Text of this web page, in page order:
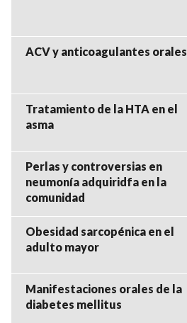
ACV y anticoagulantes orales
Tratamiento de la HTA en el
asma
Perlas y controversias en
neumonía adquiridfa en la
comunidad
Obesidad sarcopénica en el
adulto mayor
Manifestaciones orales de la
diabetes mellitus